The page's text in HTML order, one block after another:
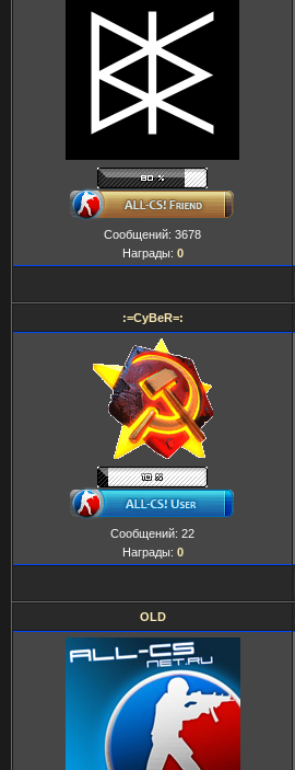
Сообщений: 3678
Награды: 0
:=CyBeR=:
Сообщений: 22
Награды: 0
OLD